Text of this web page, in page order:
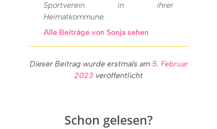
Sportverein in ihrer
Heimatkommune.
Alle Beiträge von Sonja sehen
Dieser Beitrag wurde erstmals am 5. Februar
2023 veröffentlicht
Schon gelesen?